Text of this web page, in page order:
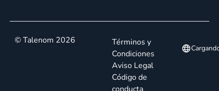
© Talenom 2026
Términos y
Condiciones
Aviso Legal
Código de